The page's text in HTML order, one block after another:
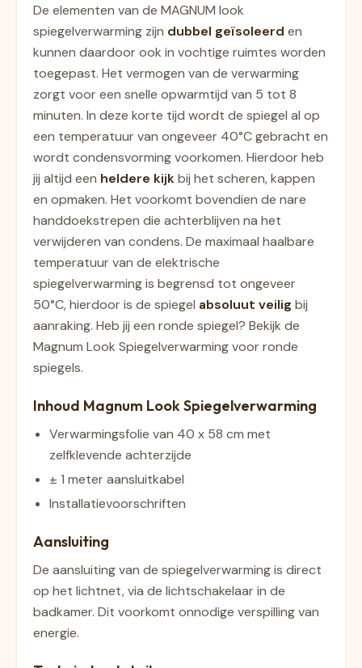
De elementen van de MAGNUM look
spiegelverwarming zijn dubbel geïsoleerd en
kunnen daardoor ook in vochtige ruimtes worden
toegepast. Het vermogen van de verwarming
zorgt voor een snelle opwarmtijd van 5 tot 8
minuten. In deze korte tijd wordt de spiegel al op
een temperatuur van ongeveer 40°C gebracht en
wordt condensvorming voorkomen. Hierdoor heb
jij altijd een heldere kijkbij het scheren, kappen
en opmaken. Het voorkomt bovendien de nare
handdoekstrepen die achterblijven na het
verwijderen van condens. De maximaal haalbare
temperatuur van de elektrische
spiegelverwarming is begrensd tot ongeveer
50°C, hierdoor is de spiegel absoluut veilig bij
aanraking. Heb jij een ronde spiegel? Bekijk de
Magnum Look Spiegelverwarming voor ronde
spiegels.
Inhoud Magnum Look Spiegelverwarming
Verwarmingsfolie van 40 x 58 cm met
zelfklevende achterzijde
± 1 meter aansluitkabel
Installatievoorschriften
Aansluiting
De aansluiting van de spiegelverwarming is direct
op het lichtnet, via de lichtschakelaar in de
badkamer. Dit voorkomt onnodige verspilling van
energie.